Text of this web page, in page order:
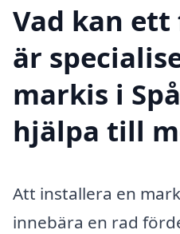
Vad kan
är
markis i
hjälpa till
Att installera en
innebära en rad